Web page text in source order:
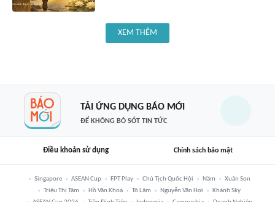
XEM THÊM
TẢI ỨNG DỤNG BÁO MỚI
ĐỂ KHÔNG BỎ SÓT TIN TỨC
Điều khoản sử dụng Chính sách bảo mật
Singapore ASEAN Cup FPT Play Chủ Tịch Quốc Hội Năm
Xuân Son
Triệu Thị Tâm
Hồ Văn Khoa Tô Lâm Nguyễn Văn Hợi
Khánh Sky